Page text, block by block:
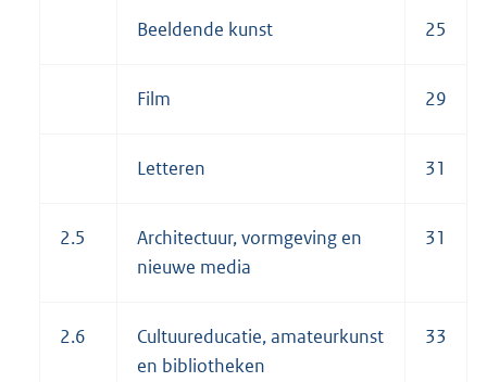
Beeldende kunst 25
Film 29
Letteren 31
2.5
Architectuur, vormgeving en
nieuwe media
31
2.6
Cultuureducatie, amateurkunst
en bibliotheken
33